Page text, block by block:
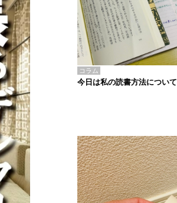
コラム
今日は私の読書方法について